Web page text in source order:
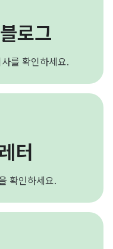
로그
를 확인하세요.
터
확인하세요.